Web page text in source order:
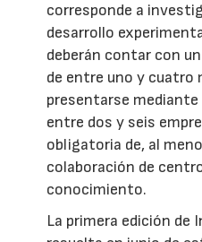
corresponde a
desarrollo
deberán contar con
de entre uno y cuatro
presentarse mediante
entre dos y seis
obligatoria de, al
colaboración de
conocimiento.
La primera edición de